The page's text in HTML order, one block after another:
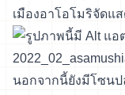
เมืองอาโอโมริจัดแ
นอกจากนี้ยังมีโซน